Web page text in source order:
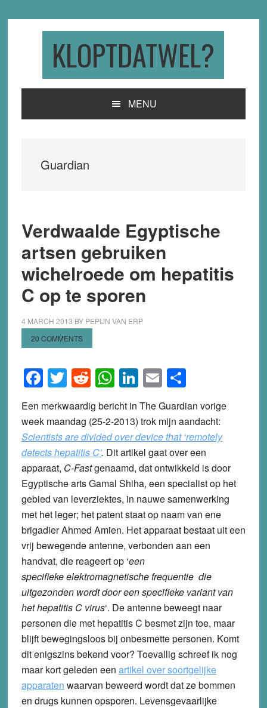
KLOPTDATWEL?
MENU
Guardian
Verdwaalde Egyptische
artsen gebruiken
wichelroede om hepatitis
C op te sporen
4 MARCH 2013 BY PEPIJN VAN ERP
20 COMMENTS
Facebook
Twitter
Reddit
WhatsApp
LinkedIn
EmailShare
Een merkwaardig bericht in The Guardian vorige
week maandag (25-2-2013) trok mijn aandacht:
Scientists are divided over device that ‘remotely
detects hepatitis C’. Dit artikel gaat over een
apparaat, C-Fastgenaamd, dat ontwikkeld is door
Egyptische arts Gamal Shiha, een specialist op het
gebied van leverziektes, in nauwe samenwerking
met het leger; het patent staat op naam van ene
brigadier Ahmed Amien. Het apparaat bestaat uit een
vrij bewegende antenne, verbonden aan een
handvat, die reageert op ‘een
specifieke elektromagnetische frequentie die
uitgezonden wordt door een specifieke variant van
het hepatitis C virus‘. De antenne beweegt naar
personen die met hepatitis C besmet zijn toe, maar
blijft bewegingsloos bij onbesmette personen. Komt
dit enigszins bekend voor? Toevallig schreef ik nog
maar kort geleden een artikel over soortgelijke
apparaten waarvan beweerd wordt dat ze bommen
en drugs kunnen opsporen. Levensgevaarlijke